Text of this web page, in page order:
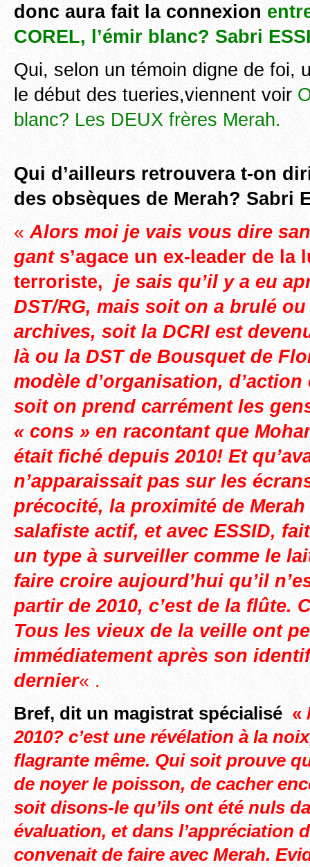
donc aura fait la connexion
COREL, l’émir blanc? Sabri
Qui, selon un témoin digne de foi,
le début des tueries,viennent voir
blanc? Les DEUX frères Merah.
Qui d’ailleurs retrouvera t-on
des obsèques de Merah? Sabri
« Alors moi je vais vous dire
gant s’agace un ex-leader de la
terroriste, je sais qu’il y a eu
DST/RG, mais soit on a brulé
archives, soit la DCRI est
là ou la DST de Bousquet de
modèle d’organisation,
soit on prend carrément les
« cons » en racontant que
était fiché depuis 2010! Et
n’apparaissait pas sur les
précocité, la proximité de
salafiste actif, et avec ESSID,
un type à surveiller comme le
faire croire aujourd’hui qu’il
partir de 2010, c’est de la flûte.
Tous les vieux de la veille ont
immédiatement après son
dernier« .
Bref, dit un magistrat spécialisé «
2010? c’est une révélation à la
flagrante même. Qui soit prouve
de noyer le poisson, de cacher
soit disons-le qu’ils ont été nuls
évaluation, et dans l’appréciation
convenait de faire avec Merah.